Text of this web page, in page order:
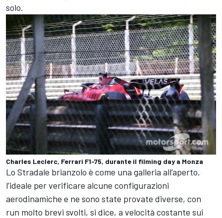
solo.
Charles Leclerc, Ferrari F1-75, durante il filming day a Monza
Lo Stradale brianzolo è come una galleria all’aperto,
l’ideale per verificare alcune configurazioni
aerodinamiche e ne sono state provate diverse, con
run molto brevi svolti, si dice, a velocità costante sui